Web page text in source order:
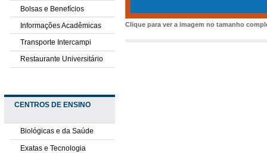
Bolsas e Benefícios
Informações Acadêmicas
Transporte Intercampi
Restaurante Universitário
CENTROS DE ENSINO
Biológicas e da Saúde
Exatas e Tecnologia
Clique para ver a imagem no tamanho